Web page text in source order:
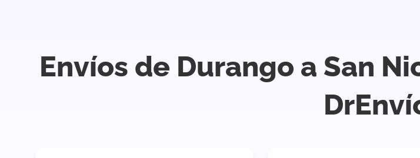
Envíos de Durango a San